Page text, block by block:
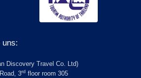
uns:
Discovery Travel Co. Ltd)
3rd floor room 305